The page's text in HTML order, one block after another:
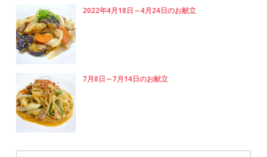
2022年4月18日～4月24日のお献立
7月8日～7月14日のお献立